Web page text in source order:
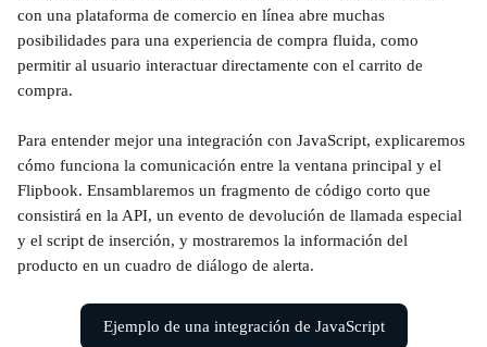
con una plataforma de comercio en línea abre muchas
posibilidades para una experiencia de compra fluida, como
permitir al usuario interactuar directamente con el carrito de
compra.
Para entender mejor una integración con JavaScript, explicaremos
cómo funciona la comunicación entre la ventana principal y el
Flipbook. Ensamblaremos un fragmento de código corto que
consistirá en la API, un evento de devolución de llamada especial
y el script de inserción, y mostraremos la información del
producto en un cuadro de diálogo de alerta.
Ejemplo de una integración de JavaScript